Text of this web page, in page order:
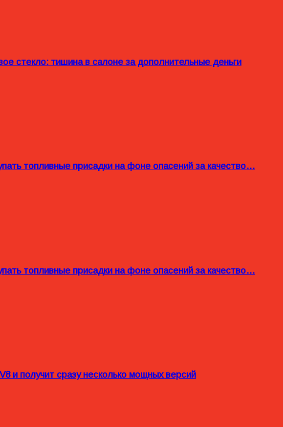
стекло: тишина в салоне за дополнительные деньги
топливные присадки на фоне опасений за качество…
топливные присадки на фоне опасений за качество…
и получит сразу несколько мощных версий